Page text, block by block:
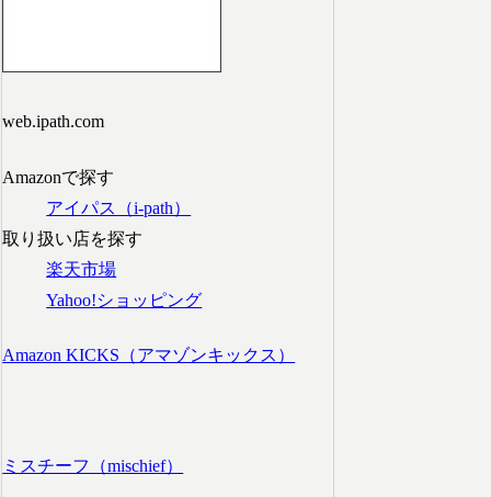
web.ipath.com
Amazonで探す
アイパス（i-path）
取り扱い店を探す
楽天市場
Yahoo!ショッピング
Amazon KICKS（アマゾンキックス）
ミスチーフ（mischief）